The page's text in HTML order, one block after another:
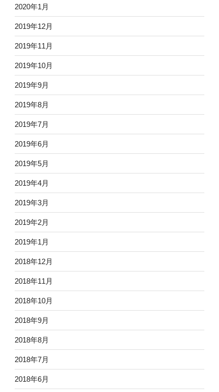
2020年1月
2019年12月
2019年11月
2019年10月
2019年9月
2019年8月
2019年7月
2019年6月
2019年5月
2019年4月
2019年3月
2019年2月
2019年1月
2018年12月
2018年11月
2018年10月
2018年9月
2018年8月
2018年7月
2018年6月